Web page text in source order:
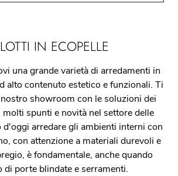
IN ECOPELLE
una grande varietà di arredamenti in
alto contenuto estetico e funzionali. Ti
showroom con le soluzioni dei
spunti e novità nel settore delle
arredare gli ambienti interni con
con attenzione a materiali durevoli e
è fondamentale, anche quando
di porte blindate e serramenti.